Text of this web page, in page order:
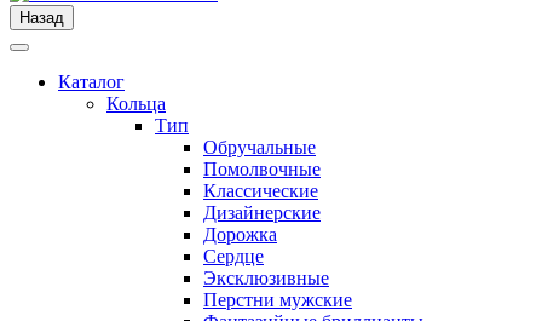
Назад
Каталог
Кольца
Тип
Обручальные
Помолвочные
Классические
Дизайнерские
Дорожка
Сердце
Эксклюзивные
Перстни мужские